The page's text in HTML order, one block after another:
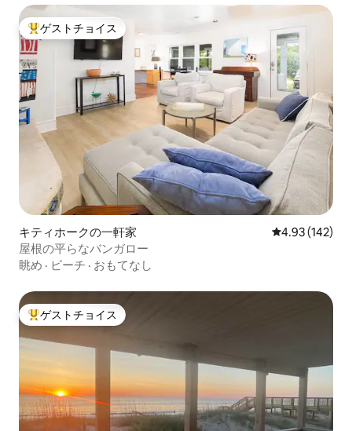
大好評のゲストチョイスです。
ゲストチョイス
キティホークの一軒家 レビュー142
4.93 (142)
屋根の平らなバンガロー
眺め · ビーチ · おもてなし
大好評のゲストチョイスです。
ゲストチョイス